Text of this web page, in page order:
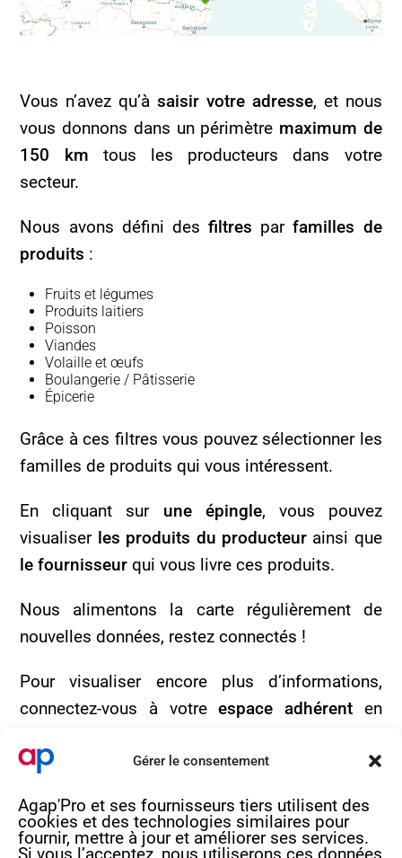
Gérer le consentement
Agap'Pro et ses fournisseurs tiers utilisent des
cookies et des technologies similaires pour
fournir, mettre à jour et améliorer ses services.
Vous n’avez qu’àsaisir votre adresse, et nous
vous donnons dans un périmètre maximum de
150 km tous les producteurs dans votre
secteur.
Nous avons défini desfiltres parfamilles de
produits :
Fruits et légumes
Produits laitiers
Poisson
Viandes
Volaille et œufs
Boulangerie / Pâtisserie
Épicerie
Grâce à ces filtres vous pouvez sélectionner les
familles de produits qui vous intéressent.
En cliquant sur une épingle, vous pouvez
visualiser les produits du producteurainsi que
le fournisseurqui vous livre ces produits.
Nous alimentons la carte régulièrement de
nouvelles données, restez connectés !
Pour visualiser encore plus d’informations,
connectez-vous à votreespace adhérenten
Si vous souhaitez plus de renseignements,
n’hésitez pas à nous contacter par mail à
l’adressecontact@agap-pro.comou par